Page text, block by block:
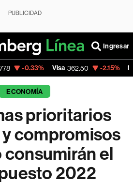
PUBLICIDAD
Ingresar
Visa 362.50 -2.15% MercadoLibre
ECONOMÍA
prioritarios
y compromisos
consumirán el
2022